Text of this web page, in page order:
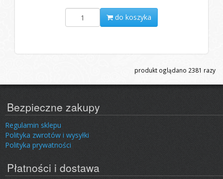
do koszyka
produkt oglądano 2381 razy
Bezpieczne zakupy
Regulamin sklepu
Polityka zwrotów i wysyłki
Polityka prywatności
Płatności i dostawa